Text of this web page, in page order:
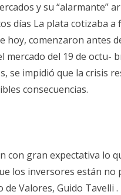
y su “alarmante”
días La plata cotizaba
hoy, comenzaron antes
mercado del 19 de octu-
se impidió que la crisis
consecuencias.
con gran expectativa lo
los inversores están
Valores, Guido Tavelli